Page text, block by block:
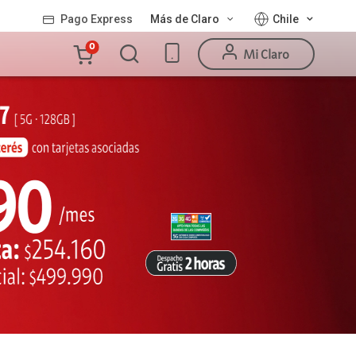
Pago Express Más de Claro Chile
Mi Claro
Carro
la
0